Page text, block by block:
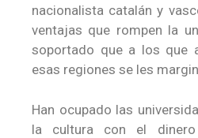
nacionalista catalán y
ventajas que rompen la
soportado que a los que
esas regiones se les
Han ocupado las
la cultura con el